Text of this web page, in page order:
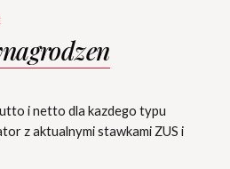
i netto dla kazdego typu
z aktualnymi stawkami ZUS i